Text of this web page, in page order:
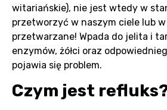
witariańskie), nie jest wtedy w
przetworzyć w naszym ciele lub
przetwarzane! Wpada do jelita i
enzymów, żółci oraz
pojawia się problem.
Czym jest